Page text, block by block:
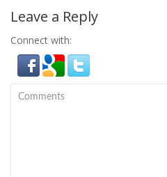
Leave a Reply
Connect with: